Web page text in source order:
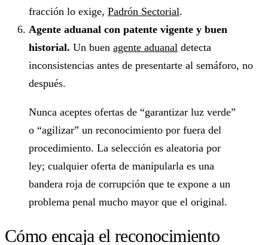
fracción lo exige, Padrón Sectorial.
Agente aduanal con patente vigente y buen
historial. Un buen agente aduanal detecta
inconsistencias antes de presentarte al semáforo, no
después.
Nunca aceptes ofertas de “garantizar luz verde”
o “agilizar” un reconocimiento por fuera del
procedimiento. La selección es aleatoria por
ley; cualquier oferta de manipularla es una
bandera roja de corrupción que te expone a un
problema penal mucho mayor que el original.
Cómo encaja el reconocimiento